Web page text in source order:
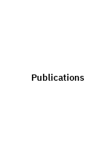
Publications